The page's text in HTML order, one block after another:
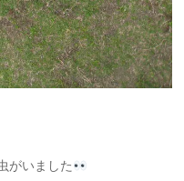
がいました